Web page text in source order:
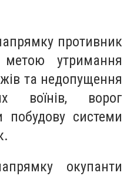
противник
утримання
та недопущення
воїнів, ворог
побудову системи
окупанти